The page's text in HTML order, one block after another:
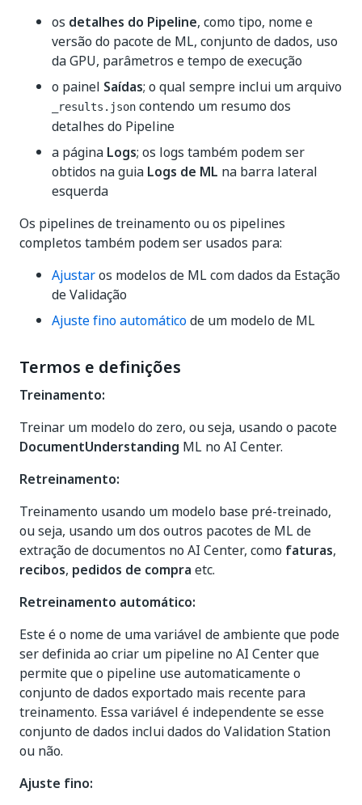
os detalhes do Pipeline, como tipo, nome e
versão do pacote de ML, conjunto de dados, uso
da GPU, parâmetros e tempo de execução
o painel Saídas; o qual sempre inclui um arquivo
_results.json contendo um resumo dos
detalhes do Pipeline
a página Logs; os logs também podem ser
obtidos na guia Logs de ML na barra lateral
esquerda
Os pipelines de treinamento ou os pipelines
completos também podem ser usados para:
Ajustaros modelos de ML com dados da Estação
de Validação
Ajuste fino automáticode um modelo de ML
Termos e definições
Treinamento:
Treinar um modelo do zero, ou seja, usando o pacote
DocumentUnderstanding ML no AI Center.
Retreinamento:
Treinamento usando um modelo base pré-treinado,
ou seja, usando um dos outros pacotes de ML de
extração de documentos no AI Center, como faturas,
recibos, pedidos de compra etc.
Retreinamento automático:
Este é o nome de uma variável de ambiente que pode
ser definida ao criar um pipeline no AI Center que
permite que o pipeline use automaticamente o
conjunto de dados exportado mais recente para
treinamento. Essa variável é independente se esse
conjunto de dados inclui dados do Validation Station
ou não.
Ajuste fino: